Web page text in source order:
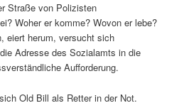
Straße von Polizisten
Woher er komme? Wovon er lebe?
eiert herum, versucht sich
Adresse des Sozialamts in die
Aufforderung.
Old Bill als Retter in der Not.